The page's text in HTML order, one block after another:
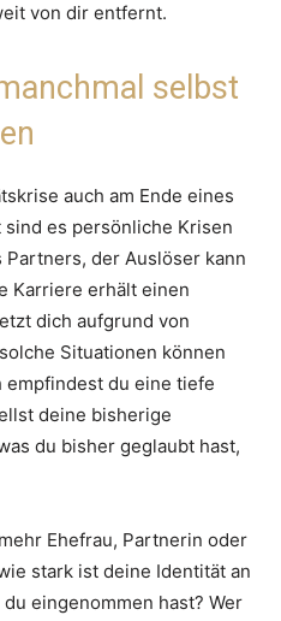
von dir entfernt.
selbst
auch am Ende eines
sind es persönliche Krisen
Partners, der Auslöser kann
Karriere erhält einen
dich aufgrund von
Situationen können
empfindest du eine tiefe
deine bisherige
du bisher geglaubt hast,
Ehefrau, Partnerin oder
stark ist deine Identität an
eingenommen hast? Wer